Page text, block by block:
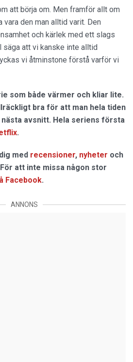
att börja om. Men framför allt om
vara den man alltid varit. Den
och kärlek med ett slags
säga att vi kanske inte alltid
vi åtminstone förstå varför vi
som både värmer och kliar lite.
bra för att man hela tiden
avsnitt. Hela seriens första
.
med recensioner, nyheter och
att inte missa någon stor
Facebook.
ANNONS